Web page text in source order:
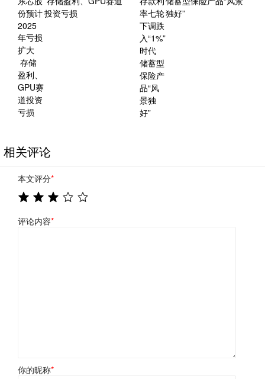
投资亏损
独好”
相关评论
本文评分*
评论内容*
你的昵称*